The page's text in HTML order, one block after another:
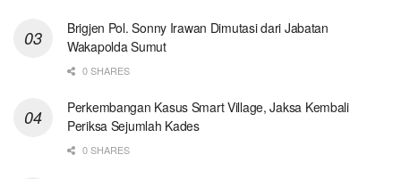
Brigjen Pol. Sonny Irawan Dimutasi dari Jabatan
Wakapolda Sumut
0 SHARES
Perkembangan Kasus Smart Village, Jaksa Kembali
Periksa Sejumlah Kades
0 SHARES